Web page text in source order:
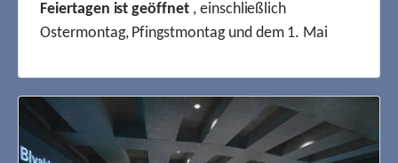
Feiertagen ist geöffnet, einschließlich
Ostermontag, Pfingstmontag und dem 1. Mai